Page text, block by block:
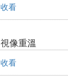
收看
視像重溫
收看